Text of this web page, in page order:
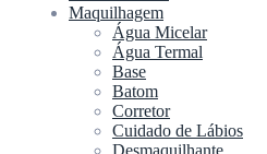
Maquilhagem
Água Micelar
Água Termal
Base
Batom
Corretor
Cuidado de Lábios
Desmaquilhante